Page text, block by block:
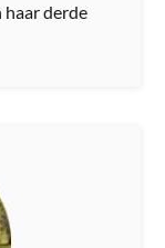
derde